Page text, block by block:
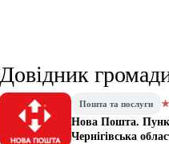
Довідник
Пошта та послуги ★
Нова Пошта.
Чернігівська